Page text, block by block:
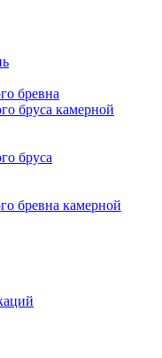
бревна
бруса камерной
бруса
бревна камерной